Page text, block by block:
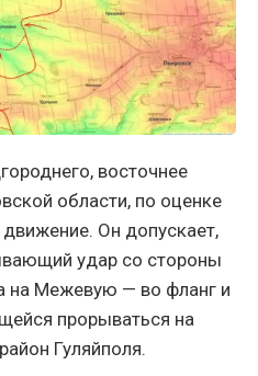
восточнее
области, по оценке
Он допускает,
удар со стороны
на Межевую — во фланг и
прорываться на
Гуляйполя.